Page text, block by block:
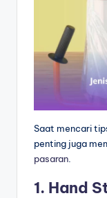
Saat mencari
penting juga
pasaran
1. Hand